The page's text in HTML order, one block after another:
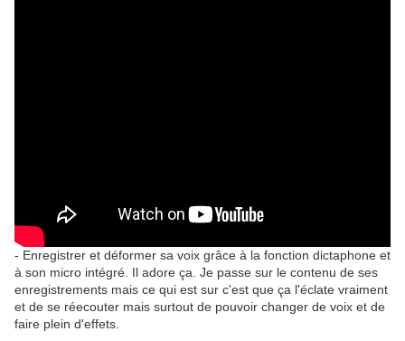
- Enregistrer et déformer sa voix grâce à la fonction dictaphone et
à son micro intégré. Il adore ça. Je passe sur le contenu de ses
enregistrements mais ce qui est sur c'est que ça l'éclate vraiment
et de se réecouter mais surtout de pouvoir changer de voix et de
faire plein d'effets.